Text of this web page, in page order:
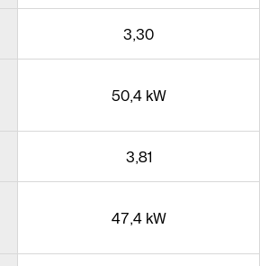
3,30
50,4 kW
3,81
47,4 kW